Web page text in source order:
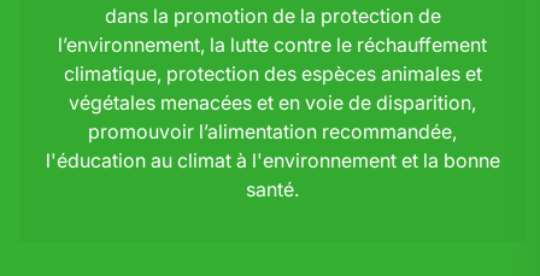
dans la promotion de la protection de
l’environnement, la lutte contre le réchauffement
climatique, protection des espèces animales et
végétales menacées et en voie de disparition,
promouvoir l’alimentation recommandée,
l'éducation au climat à l'environnement et la bonne
santé.